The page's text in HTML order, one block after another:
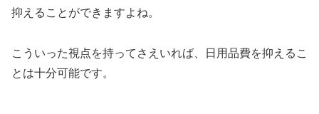
抑えることができますよね。
こういった視点を持ってさえいれば、日用品費を抑えるこ
とは十分可能です。